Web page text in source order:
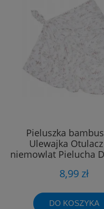
Pieluszka
Ulewajka
niemowląt Pielucha
8,99 zł
DO KOSZYKA